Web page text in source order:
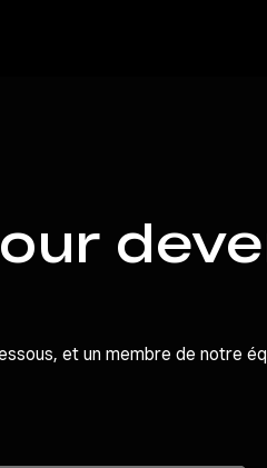
et un membre de notre